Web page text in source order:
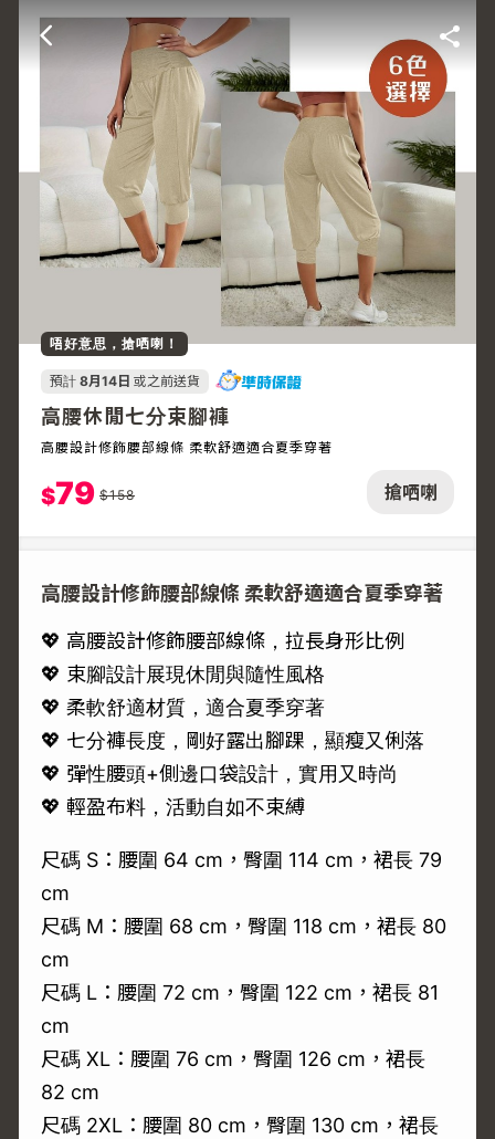
搶哂喇
唔好意思，搶哂喇！
預計 8月14日 或之前送貨
高腰休閒七分束腳褲
高腰設計修飾腰部線條 柔軟舒適適合夏季穿著
$79 $158
高腰設計修飾腰部線條 柔軟舒適適合夏季穿著
💖 高腰設計修飾腰部線條，拉長身形比例
💖 束腳設計展現休閒與隨性風格
💖 柔軟舒適材質，適合夏季穿著
💖 七分褲長度，剛好露出腳踝，顯瘦又俐落
💖 彈性腰頭+側邊口袋設計，實用又時尚
💖 輕盈布料，活動自如不束縛
尺碼 S：腰圍 64 cm，臀圍 114 cm，裙長 79
cm
尺碼 M：腰圍 68 cm，臀圍 118 cm，裙長 80
cm
尺碼 L：腰圍 72 cm，臀圍 122 cm，裙長 81
cm
尺碼 XL：腰圍 76 cm，臀圍 126 cm，裙長
82 cm
尺碼 2XL：腰圍 80 cm，臀圍 130 cm，裙長